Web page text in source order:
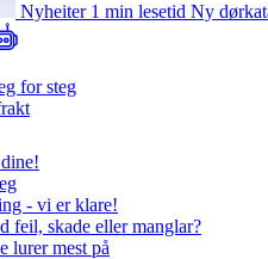
Nyheiter 1 min lesetid Ny
for steg
- vi er klare!
feil, skade eller manglar?
lurer mest på